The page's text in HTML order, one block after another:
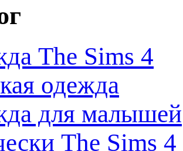
The Sims 4
одежда
для малышей
The Sims 4